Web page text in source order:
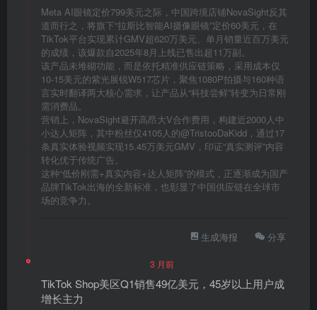
Meta AI眼镜定价799美元之际，中国跨境店铺NovaSight反其
道而行之，将旗下“拉斯比智能AI摄像眼镜”定价60美元，在
TikTok平台实现累计GMV超620万美元、单月销量近百万美元
的成绩，该爆款自2025年8月上线已售出超11万副。
该产品未堆砌功能，而是依托精准供应链策略，采用成本仅
10-15美元的紫光展锐W517芯片，聚焦1080P拍摄与160种语
言实时翻译两大核心需求，让产品从“科技尝鲜”转变为日常刚
需消费品。
营销上，NovaSight避开高昂大V合作费用，构建近2000人中
小达人矩阵，其中粉丝仅4105人的@TristooDaKidd，通过17
条真实体验视频实现15.45万美元GMV，印证“真实测评”内容
转化优于传统广告。
这种“低价刚需+真实内容+达人矩阵”的模式，正逐渐成为国产
品牌TikTok出海的全新标准，也彰显了中国供应链在全球市
场的竞争力。
生成海报 分享
3 月前
TikTok Shop美区Q1销售49亿美元，45岁以上用户成
增长主力